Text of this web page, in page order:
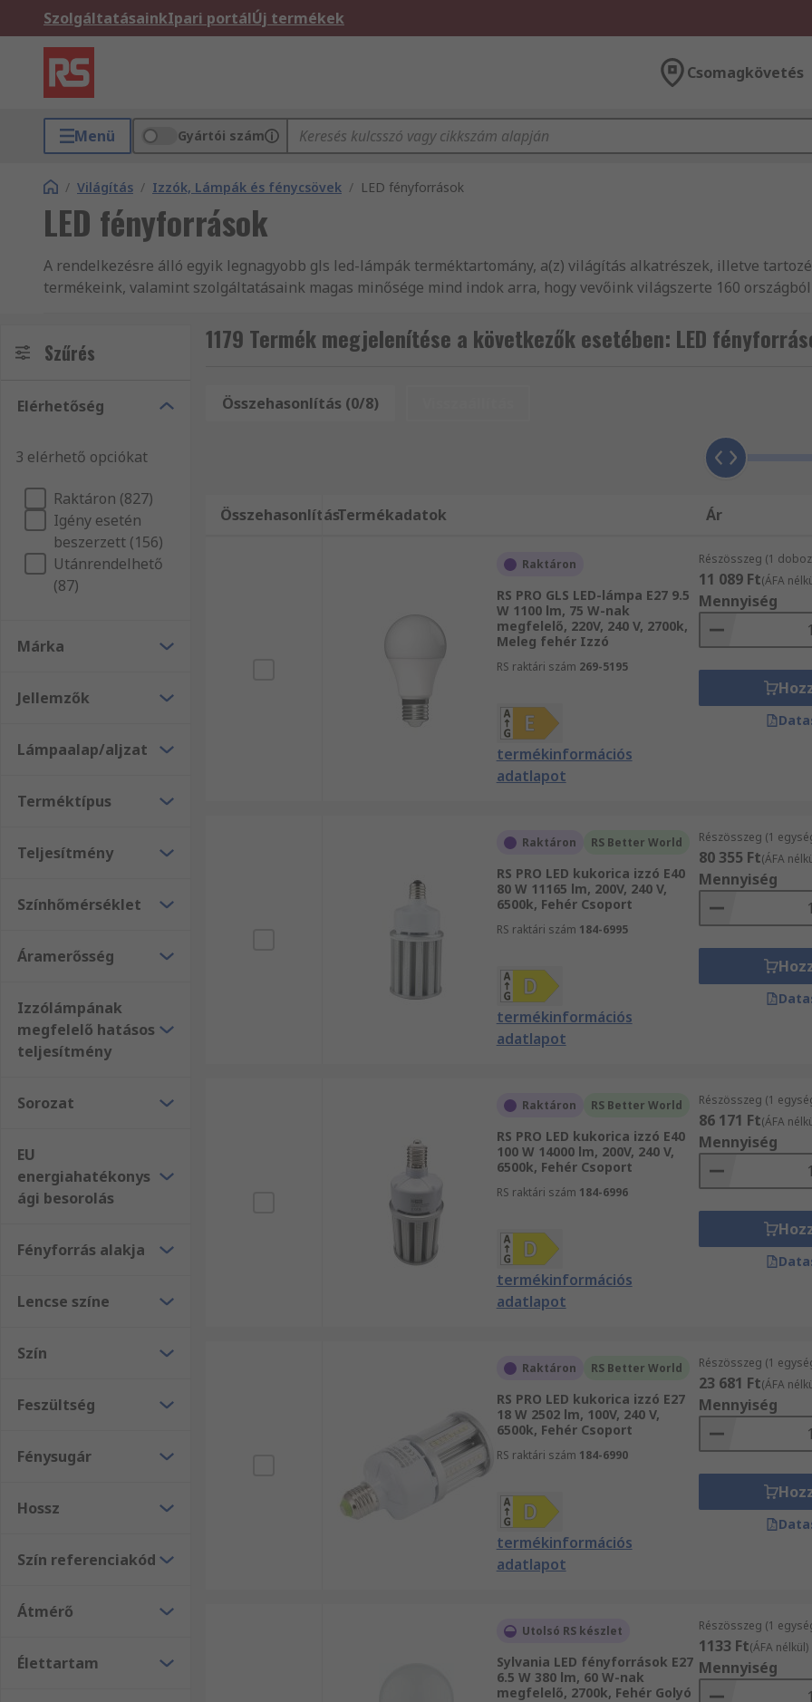
SzolgáltatásainkIpari portálÚj termékek
Csomagkövetés
Menü Gyártói szám
/ Világítás / Izzók, Lámpák és fénycsövek / LED fényforrások
LED fényforrások
A rendelkezésre álló egyik legnagyobb gls led-lámpák terméktartomány, a(z) világítás alkatrészek, illetve
termékeink, valamint szolgáltatásaink magas minősége mind indok arra, hogy vevőink világszerte 160
Szűrés
Elérhetőség
3 elérhető opciókat
Raktáron (827)
Igény esetén
beszerzett (156)
Utánrendelhető
(87)
Márka
Jellemzők
Lámpaalap/aljzat
Terméktípus
Teljesítmény
Színhőmérséklet
Áramerősség
Izzólámpának
megfelelő hatásos
teljesítmény
Sorozat
EU
energiahatékonys
ági besorolás
Fényforrás alakja
Lencse színe
Szín
Feszültség
Fénysugár
Hossz
Szín referenciakód
Átmérő
Élettartam
1179 Termék megjelenítése a következők esetében: LED
Összehasonlítás (0/8)
ÖsszehasonlításTermékadatok Ár
Raktáron
RS PRO GLS LED-lámpa E27 9.5
W 1100 lm, 75 W-nak
megfelelő, 220V, 240 V, 2700k,
Meleg fehér Izzó
RS raktári szám 269-5195
termékinformációs
adatlapot
Részösszeg (1
11 089 Ft(ÁFA
Mennyiség
Raktáron RS Better World
RS PRO LED kukorica izzó E40
80 W 11165 lm, 200V, 240 V,
6500k, Fehér Csoport
RS raktári szám 184-6995
termékinformációs
adatlapot
Részösszeg (1
80 355 Ft(ÁFA
Mennyiség
Raktáron RS Better World
RS PRO LED kukorica izzó E40
100 W 14000 lm, 200V, 240 V,
6500k, Fehér Csoport
RS raktári szám 184-6996
termékinformációs
adatlapot
Részösszeg (1
86 171 Ft(ÁFA
Mennyiség
Raktáron RS Better World
RS PRO LED kukorica izzó E27
18 W 2502 lm, 100V, 240 V,
6500k, Fehér Csoport
RS raktári szám 184-6990
termékinformációs
adatlapot
Részösszeg (1
23 681 Ft(ÁFA
Mennyiség
Utolsó RS készlet
Sylvania LED fényforrások E27
6.5 W 380 lm, 60 W-nak
megfelelő, 2700k, Fehér Golyó
Részösszeg (1
1133 Ft(ÁFA nélkül)
Mennyiség